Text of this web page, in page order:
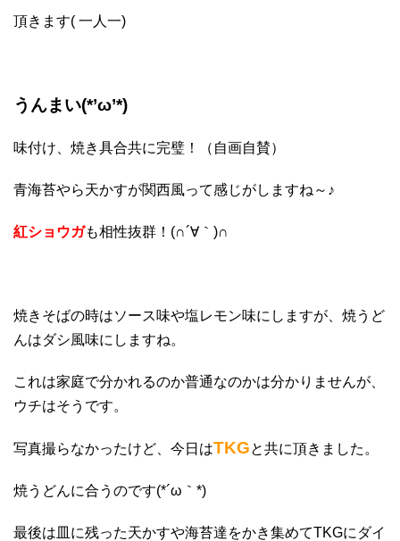
頂きます( 一人一)
うんまい(*’ω’*)
味付け、焼き具合共に完璧！（自画自賛）
青海苔やら天かすが関西風って感じがしますね～♪
紅ショウガも相性抜群！(∩´∀｀)∩
焼きそばの時はソース味や塩レモン味にしますが、焼うど
んはダシ風味にしますね。
これは家庭で分かれるのか普通なのかは分かりませんが、
ウチはそうです。
写真撮らなかったけど、今日はTKGと共に頂きました。
焼うどんに合うのです(*´ω｀*)
最後は皿に残った天かすや海苔達をかき集めてTKGにダイ